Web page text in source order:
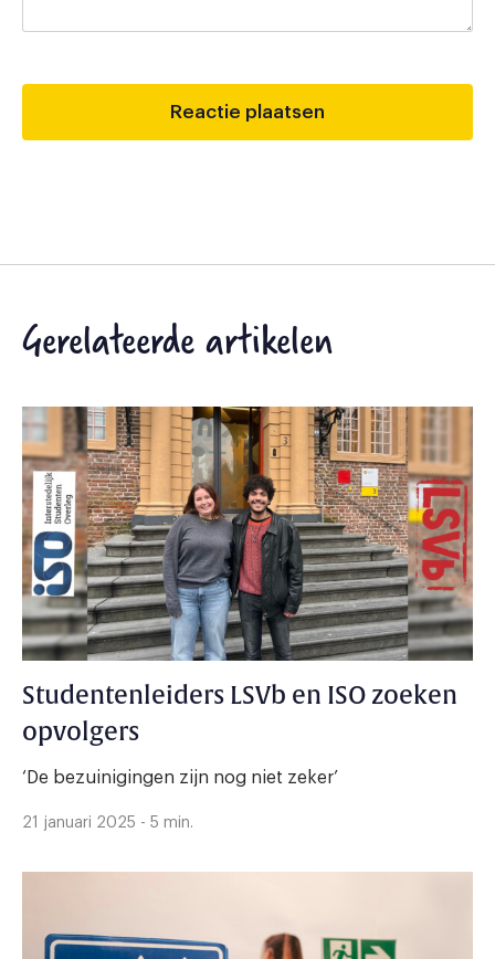
Gerelateerde artikelen
Studentenleiders LSVb en ISO zoeken
opvolgers
‘De bezuinigingen zijn nog niet zeker’
21 januari 2025 - 5 min.